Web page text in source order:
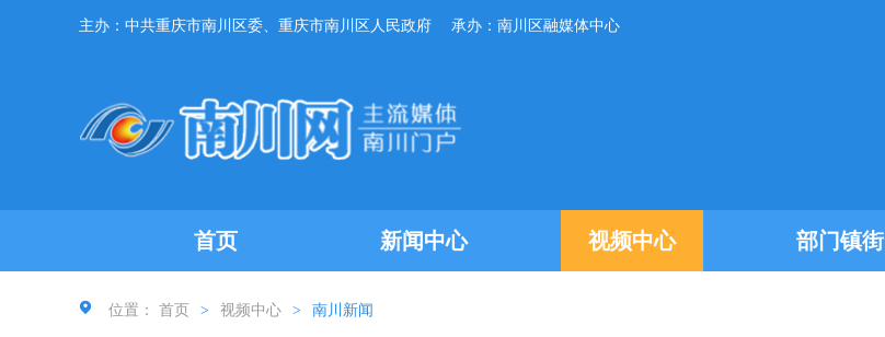
主办：中共重庆市南川区委、重庆市南川区人民政府 承办：南川区融媒体中心
首页 新闻中心 视频中心 部门镇街
位置： 首页 > 视频中心 > 南川新闻